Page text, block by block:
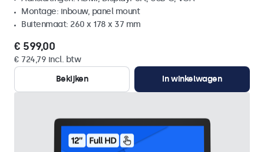
Montage: inbouw, panel mount
Buitenmaat: 260 x 178 x 37 mm
€ 599,00
€ 724,79 incl. btw
Bekijken
In winkelwagen